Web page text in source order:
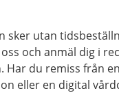
sker utan
och anmäl dig i
Har du remiss från
eller en digital